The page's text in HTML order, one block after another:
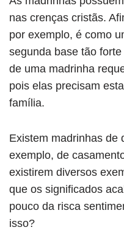
nas crenças cristãs.
por exemplo, é como
segunda base tão
de uma madrinha
pois elas precisam
família.
Existem madrinhas de
exemplo, de
existirem diversos
que os significados
pouco da risca
isso?